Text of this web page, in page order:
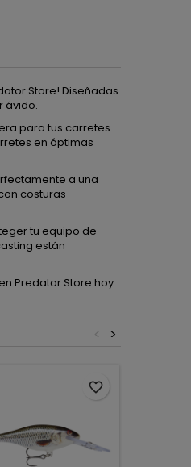
Store! Diseñadas
ávido.
para tus carretes
en óptimas
a una
costuras
tu equipo de
están
Predator Store hoy
>
<
favorite_border